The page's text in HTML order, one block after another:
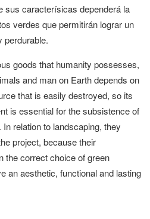
sus caracterísicas dependerá la
verdes que permitirán lograr un
perdurable.
goods that humanity possesses,
and man on Earth depends on
that is easily destroyed, so its
is essential for the subsistence of
relation to landscaping, they
project, because their
the correct choice of green
an aesthetic, functional and lasting